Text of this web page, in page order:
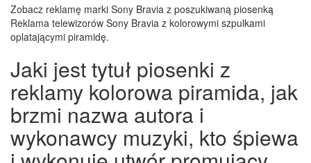
Zobacz reklamę marki Sony Bravia z poszukiwaną piosenką
Reklama telewizorów Sony Bravia z kolorowymi szpulkami
oplatającymi piramidę.
Jaki jest tytuł piosenki z
reklamy kolorowa piramida, jak
brzmi nazwa autora i
wykonawcy muzyki, kto śpiewa